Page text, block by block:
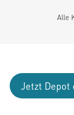
Alle
Jetzt Depot